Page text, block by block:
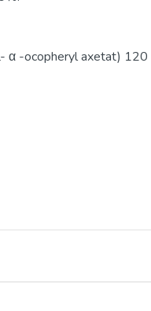
α -ocopheryl axetat) 120